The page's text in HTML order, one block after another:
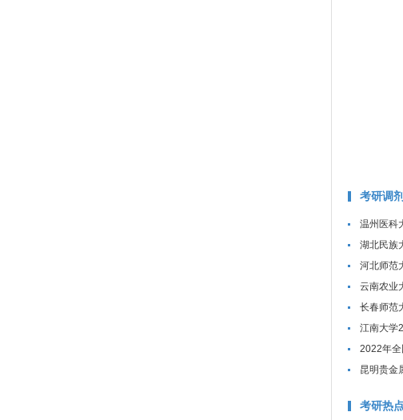
考研调剂
温州医科
湖北民族
河北师范
知
云南农业
长春师范
江南大学
2022年全
昆明贵金
考研热